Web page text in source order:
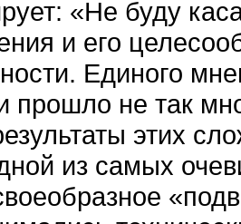
«Не буду
и его
Единого
прошло не так
этих
из самых